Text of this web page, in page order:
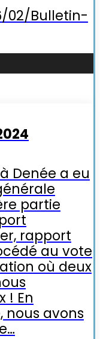
02/Bulletin-
Denée a eu
partie
rapport
au vote
où deux
! En
nous avons